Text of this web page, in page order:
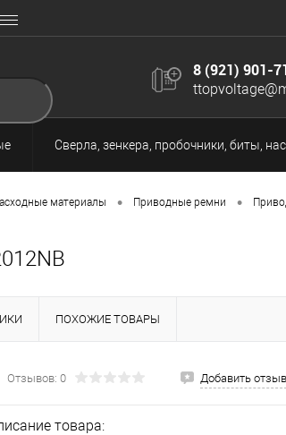
8 (921) 901-
Сверла, зенкера, пробочники, биты,
материалы • Приводные ремни •
ПОХОЖИЕ ТОВАРЫ
Отзывов: 0 Добавить отзыв
товара: